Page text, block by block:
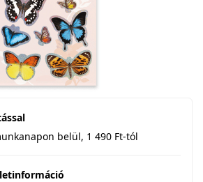
belül, 1 490 Ft-tól